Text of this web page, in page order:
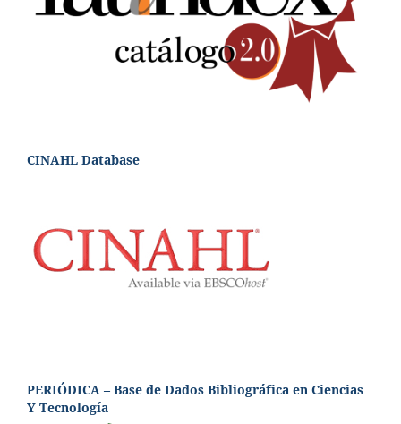
CINAHL Database
PERIÓDICA – Base de Dados Bibliográfica en Ciencias
Y Tecnología